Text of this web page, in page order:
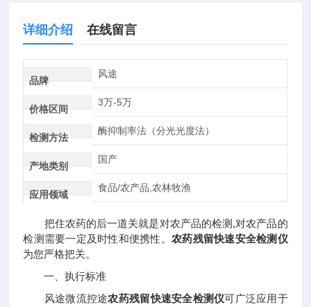
详细介绍 在线留言
品牌
风途
价格区间
3万-5万
检测方法
酶抑制率法（分光光度法）
产地类别
国产
应用领域
食品/农产品,农林牧渔
把住农药的后一道关就是对农产品的检测,对农产品的
检测需要一定及时性和便携性。农药残留快速安全检测仪
为您严格把关。
一、执行标准
风途微流控途农药残留快速安全检测仪可广泛应用于